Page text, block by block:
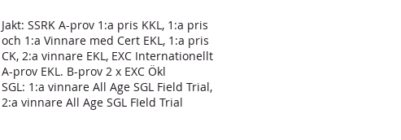
Jakt: SSRK A-prov 1:a pris KKL, 1:a pris
och 1:a Vinnare med Cert EKL, 1:a pris
CK, 2:a vinnare EKL, EXC Internationellt
A-prov EKL. B-prov 2 x EXC Ökl
SGL: 1:a vinnare All Age SGL Field Trial,
2:a vinnare All Age SGL FIeld Trial